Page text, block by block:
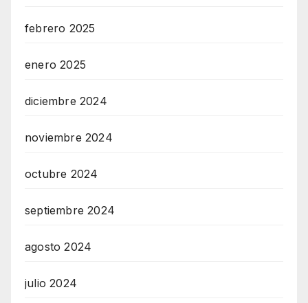
febrero 2025
enero 2025
diciembre 2024
noviembre 2024
octubre 2024
septiembre 2024
agosto 2024
julio 2024